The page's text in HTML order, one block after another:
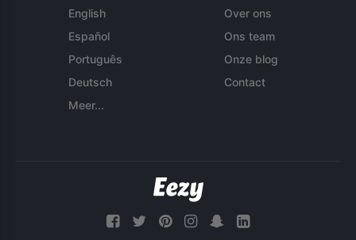
English
Español
Português
Deutsch
Meer...
Over ons
Ons team
Onze blog
Contact